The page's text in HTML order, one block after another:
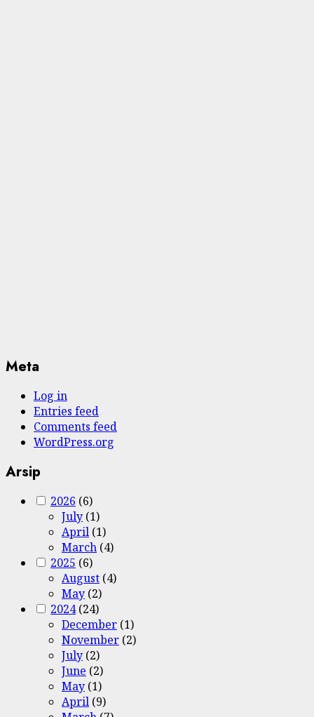
Meta
Log in
Entries feed
Comments feed
WordPress.org
Arsip
2026 (6)
July (1)
April (1)
March (4)
2025 (6)
August (4)
May (2)
2024(24)
December (1)
November (2)
July (2)
June (2)
May (1)
April (9)